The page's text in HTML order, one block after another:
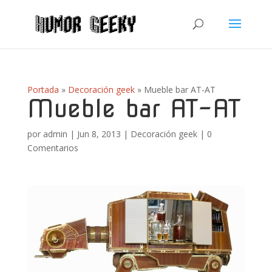
Portada » Decoración geek» Mueble bar AT-AT
Mueble bar AT-AT
por admin | Jun 8, 2013 | Decoración geek| 0
Comentarios